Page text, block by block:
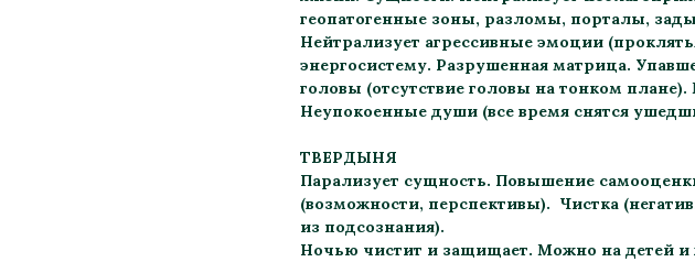
геопатогенные зоны, разломы, порталы,
Нейтрализует агрессивные эмоции
энергосистему. Разрушенная матрица.
головы (отсутствие головы на тонком
Неупокоенные души (все время снятся
ТВЕРДЫНЯ
Парализует сущность. Повышение
(возможности, перспективы). Чистка
из подсознания).
Ночью чистит и защищает. Можно на детей и